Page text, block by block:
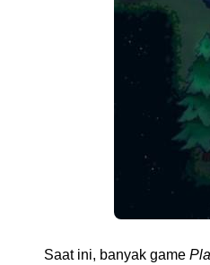
Saat ini, banyak game